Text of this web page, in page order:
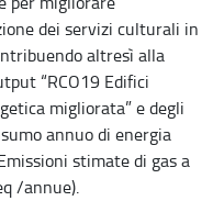
dei servizi culturali in
altresì alla
“RCO19 Edifici
migliorata” e degli
annuo di energia
stimate di gas a
/annue).